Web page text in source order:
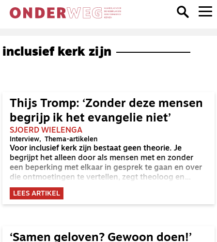
inclusief kerk zijn
Thijs Tromp: ‘Zonder deze mensen
begrijp ik het evangelie niet’
SJOERD WIELENGA
Interview Thema-artikelen
Voor inclusief kerk zijn bestaat geen theorie. Je
begrijpt het alleen door als mensen met en zonder
een beperking met elkaar in gesprek te gaan en over
die ontmoetingen te vertellen, zegt theoloog en
Reliëf-directeur Thijs Tromp.
LEES ARTIKEL
‘Samen geloven? Gewoon doen!’